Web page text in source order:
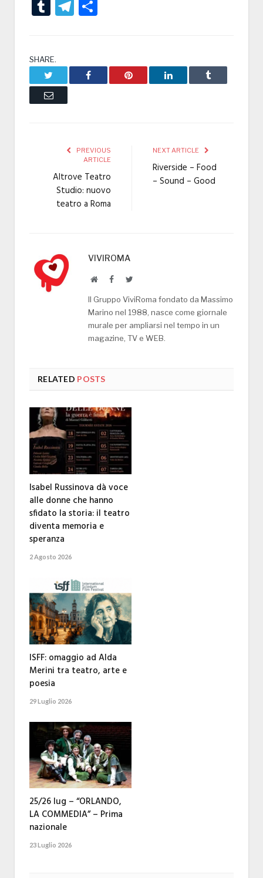
TumblrTelegram
SHARE.
Facebook Pinterest LinkedIn Tumblr
Email
PREVIOUS
ARTICLE
Altrove Teatro
Studio: nuovo
teatro a Roma
NEXT ARTICLE
Riverside – Food
– Sound – Good
VIVIROMA
WebsiteFacebookTwitter
Il Gruppo ViviRoma fondato da Massimo
Marino nel 1988, nasce come giornale
murale per ampliarsi nel tempo in un
magazine, TV e WEB.
RELATED POSTS
Isabel Russinova dà voce
alle donne che hanno
sfidato la storia: il teatro
diventa memoria e
speranza
2 Agosto 2026
ISFF: omaggio ad Alda
Merini tra teatro, arte e
poesia
29 Luglio 2026
25/26 lug – “ORLANDO,
LA COMMEDIA” – Prima
nazionale
23 Luglio 2026